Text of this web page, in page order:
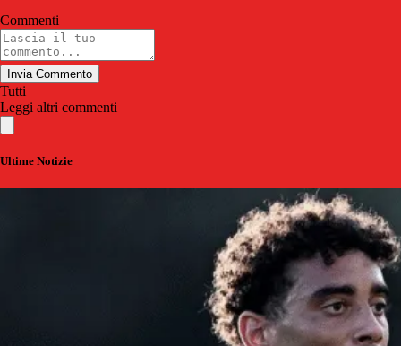
Commenti
Invia Commento
Tutti
Leggi altri commenti
Ultime Notizie